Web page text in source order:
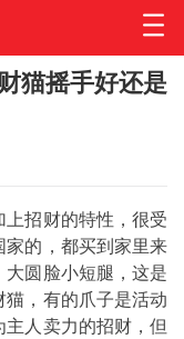
猫摇手好还是
招财的特性，很受
家的，都买到家里来
圆脸小短腿，这是
，有的爪子是活动
人卖力的招财，但